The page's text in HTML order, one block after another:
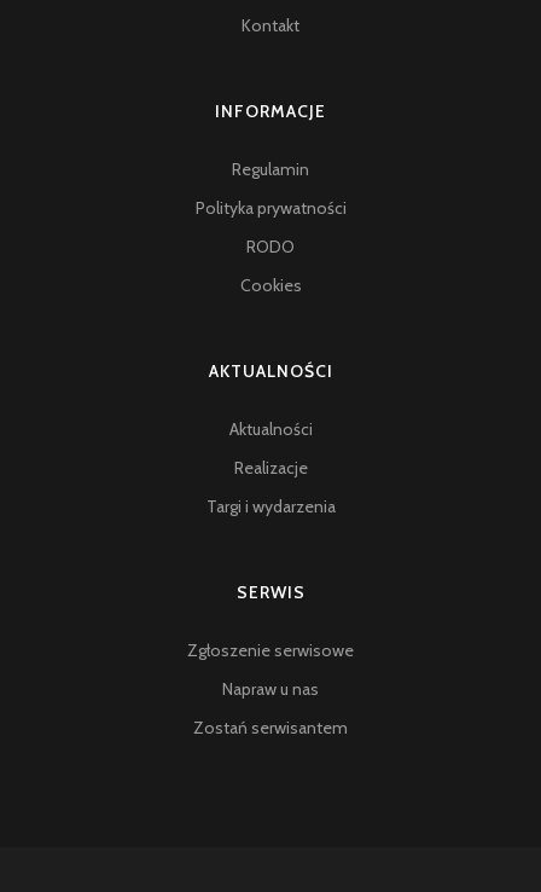
Kontakt
INFORMACJE
Regulamin
Polityka prywatności
RODO
Cookies
AKTUALNOŚCI
Aktualności
Realizacje
Targi i wydarzenia
SERWIS
Zgłoszenie serwisowe
Napraw u nas
Zostań serwisantem